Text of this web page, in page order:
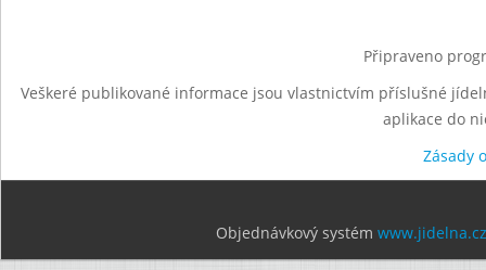
Připraveno
Veškeré publikované informace jsou vlastnictvím příslušné
aplikace do
Zásady
Objednávkový systém www.jidelna.cz